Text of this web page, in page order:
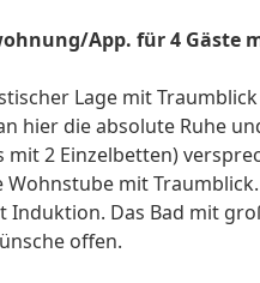
App. für 4 Gäste
Lage mit
hier die absolute Ruhe
mit 2 Einzelbetten)
Wohnstube mit
Induktion. Das Bad mit
offen.